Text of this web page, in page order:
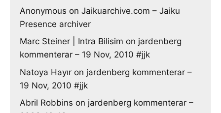
Anonymous on Jaikuarchive.com – Jaiku
Presence archiver
Marc Steiner | Intra Bilisim on jardenberg
kommenterar – 19 Nov, 2010 #jjk
Natoya Hayır on jardenberg kommenterar –
19 Nov, 2010 #jjk
Abril Robbins on jardenberg kommenterar –